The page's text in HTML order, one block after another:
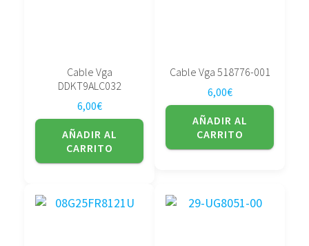
Cable Vga
DDKT9ALC032
6,00€
AÑADIR AL
CARRITO
Cable Vga 518776-001
6,00€
AÑADIR AL
CARRITO